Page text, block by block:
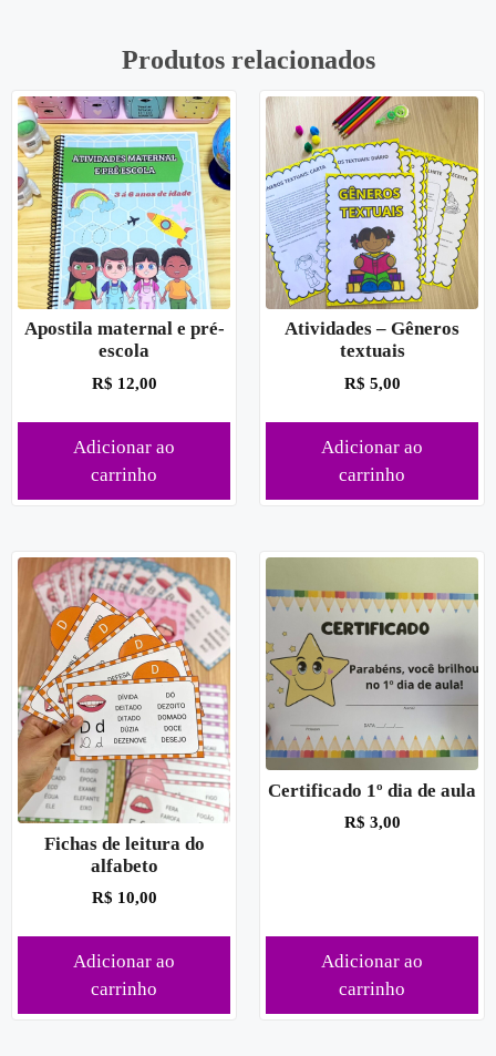
Produtos relacionados
Apostila maternal e pré-
escola
R$ 12,00
Adicionar ao
carrinho
Atividades – Gêneros
textuais
R$ 5,00
Adicionar ao
carrinho
Fichas de leitura do
alfabeto
R$ 10,00
Adicionar ao
carrinho
Certificado 1º dia de aula
R$ 3,00
Adicionar ao
carrinho